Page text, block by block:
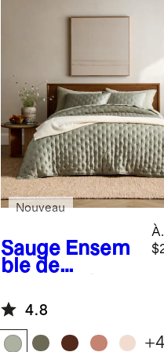
Sauge Ensem
ble de
de rêve en
bambou
Nouveau
4.8
+